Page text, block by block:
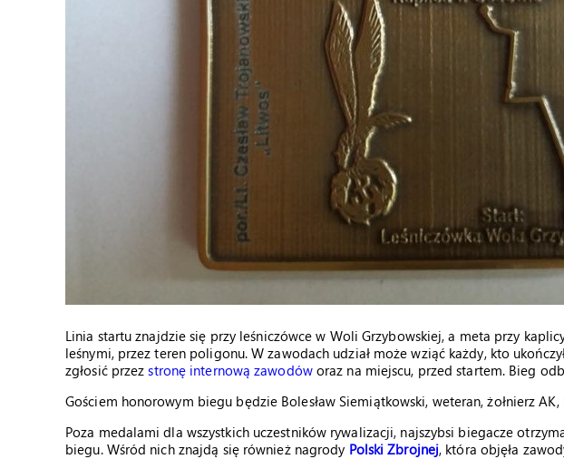
Linia startu znajdzie się przy leśniczówce w Woli Grzybowskiej, a meta przy
leśnymi, przez teren poligonu. W zawodach udział może wziąć każdy, kto
zgłosić przezstronę internową zawodóworaz na miejscu, przed startem. Bieg
Gościem honorowym biegu będzie Bolesław Siemiątkowski, weteran, żołnierz
Poza medalami dla wszystkich uczestników rywalizacji, najszybsi biegacze
biegu. Wśród nich znajdą się również nagrody Polski Zbrojnej, która objęła